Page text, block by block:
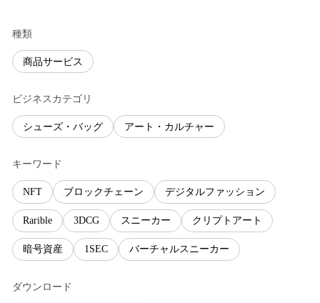
種類
商品サービス
ビジネスカテゴリ
シューズ・バッグ アート・カルチャー
キーワード
NFT ブロックチェーン デジタルファッション
Rarible 3DCG スニーカー クリプトアート
暗号資産 1SEC バーチャルスニーカー
ダウンロード